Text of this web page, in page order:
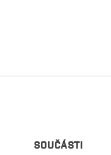
SOUČÁSTI